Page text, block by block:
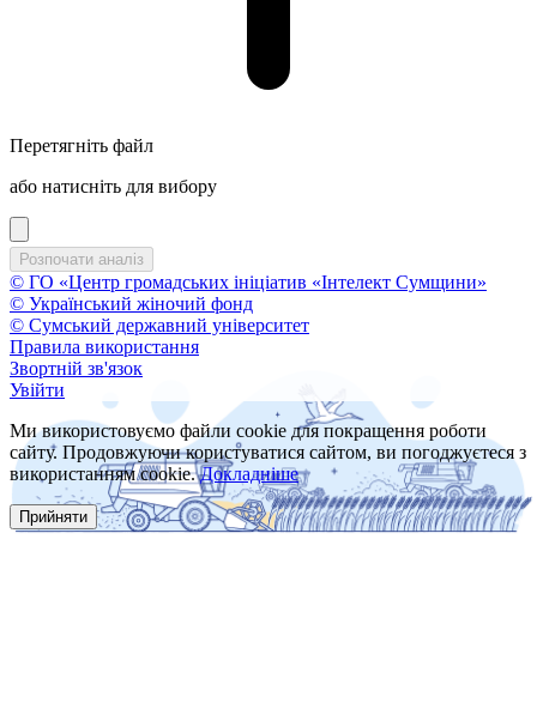
Перетягніть файл
або натисніть для вибору
© ГО «Центр громадських ініціатив «Інтелект Сумщини»
© Український жіночий фонд
© Сумський державний університет
Правила використання
Звортній зв'язок
Увійти
Ми використовуємо файли cookie для покращення роботи
сайту. Продовжуючи користуватися сайтом, ви погоджуєтеся з
використанням cookie.Докладніше
Прийняти